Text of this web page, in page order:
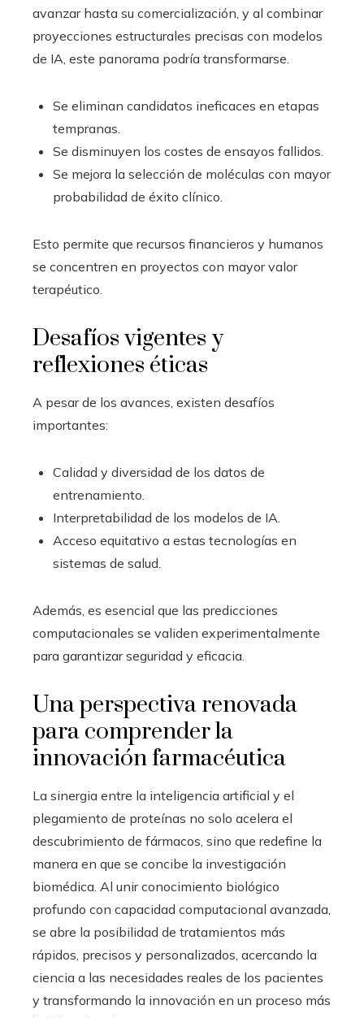
avanzar hasta su comercialización, y al combinar
proyecciones estructurales precisas con modelos
de IA, este panorama podría transformarse.
Se eliminan candidatos ineficaces en etapas
tempranas.
Se disminuyen los costes de ensayos fallidos.
Se mejora la selección de moléculas con mayor
probabilidad de éxito clínico.
Esto permite que recursos financieros y humanos
se concentren en proyectos con mayor valor
terapéutico.
Desafíos vigentes y
reflexiones éticas
A pesar de los avances, existen desafíos
importantes:
Calidad y diversidad de los datos de
entrenamiento.
Interpretabilidad de los modelos de IA.
Acceso equitativo a estas tecnologías en
sistemas de salud.
Además, es esencial que las predicciones
computacionales se validen experimentalmente
para garantizar seguridad y eficacia.
Una perspectiva renovada
para comprender la
innovación farmacéutica
La sinergia entre la inteligencia artificial y el
plegamiento de proteínas no solo acelera el
descubrimiento de fármacos, sino que redefine la
manera en que se concibe la investigación
biomédica. Al unir conocimiento biológico
profundo con capacidad computacional avanzada,
se abre la posibilidad de tratamientos más
rápidos, precisos y personalizados, acercando la
ciencia a las necesidades reales de los pacientes
y transformando la innovación en un proceso más